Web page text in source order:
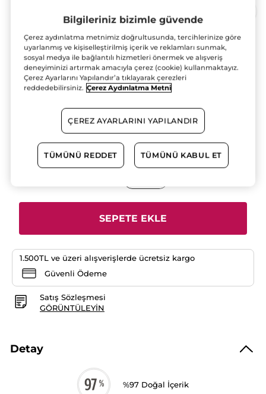
Yüz Peelingi-Karma,Yağlı, Sivilce
Eğilimli Cilt-Pure Menthe Arındırıcı
Botanik Kompleks
4.7
yıldız.
Bu
için
Sivilce
Menthe
Botanik
Kompleks
YORUM EKLE
699.90 TL
SEPETE EKLE
1.500TL ve üzeri alışverişlerde ücretsiz kargo
Güvenli Ödeme
Satış Sözleşmesi
GÖRÜNTÜLEYIN
Detay
%97 Doğal İçerik
Bilgileriniz bizimle güvende
Çerez aydınlatma metnimiz doğrultusunda, tercihlerinize göre
uyarlanmış ve kişiselleştirilmiş içerik ve reklamları sunmak,
sosyal medya ile bağlantılı hizmetleri önermek ve alışveriş
deneyiminizi artırmak amacıyla çerez (cookie) kullanmaktayız.
Çerez Ayarlarını Yapılandır’a tıklayarak çerezleri
reddedebilirsiniz. Çerez Aydınlatma Metni
ÇEREZ AYARLARINI YAPILANDIR
TÜMÜNÜ REDDET TÜMÜNÜ KABUL ET